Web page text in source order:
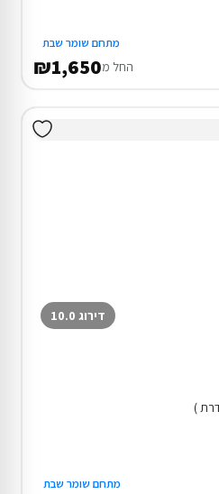
מתחם שומר שבת
החל מ₪1,650
דירוג 10.0
)
מתחם שומר שבת